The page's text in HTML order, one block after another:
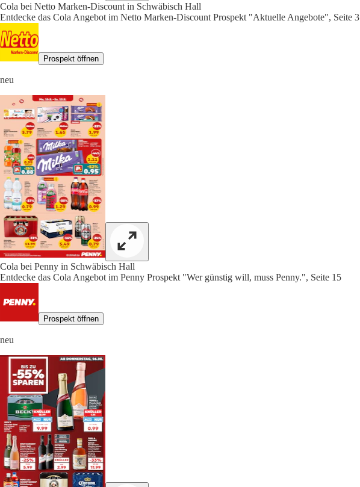
Cola bei Netto Marken-Discount in Schwäbisch Hall
Entdecke das Cola Angebot im Netto Marken-Discount Prospekt "Aktuelle Angebote", Seite 3
Prospekt öffnen
neu
Cola bei Penny in Schwäbisch Hall
Entdecke das Cola Angebot im Penny Prospekt "Wer günstig will, muss Penny.", Seite 15
Prospekt öffnen
neu